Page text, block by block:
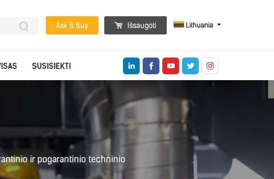
Ask & Buy Išsaugoti Lithuania
SUSISIEKTI
ir pogarantinio techninio